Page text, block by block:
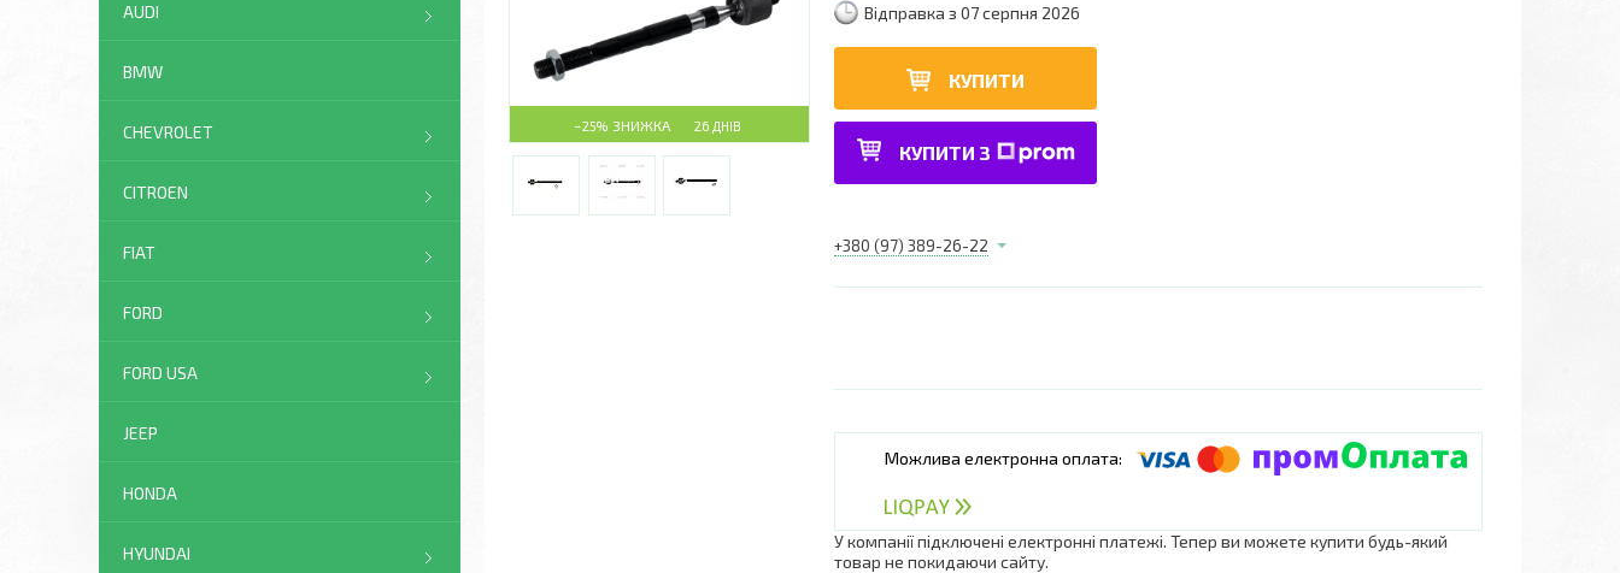
–25% 26 ДНІВ
Відправка з 07 серпня 2026
КУПИТИ
КУПИТИ З
+380 (97) 389-26-22
У компанії підключені електронні платежі. Тепер ви можете купити будь-який
товар не покидаючи сайту.
AUDI
BMW
CHEVROLET
CITROEN
FIAT
FORD
FORD USA
JEEP
HONDA
HYUNDAI